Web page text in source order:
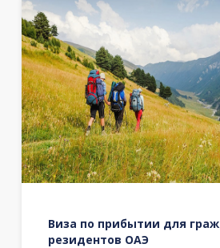
Виза по прибытии для
резидентов ОАЭ